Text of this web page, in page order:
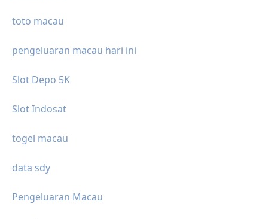
toto macau
pengeluaran macau hari ini
Slot Depo 5K
Slot Indosat
togel macau
data sdy
Pengeluaran Macau